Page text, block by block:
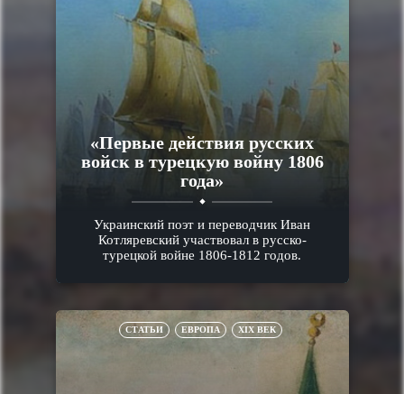
«Первые действия русских
войск в турецкую войну 1806
года»
Украинский поэт и переводчик Иван
Котляревский участвовал в русско-
турецкой войне 1806-1812 годов.
СТАТЬИ ЕВРОПА XIX ВЕК